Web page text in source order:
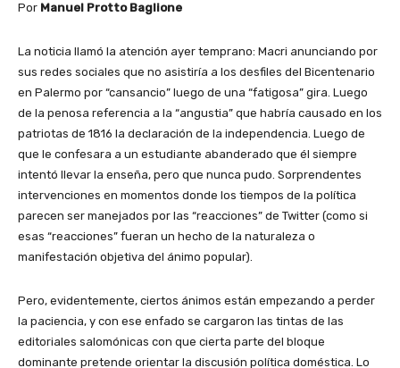
Por Manuel Protto Baglione
La noticia llamó la atención ayer temprano: Macri anunciando por
sus redes sociales que no asistiría a los desfiles del Bicentenario
en Palermo por “cansancio” luego de una “fatigosa” gira. Luego
de la penosa referencia a la “angustia” que habría causado en los
patriotas de 1816 la declaración de la independencia. Luego de
que le confesara a un estudiante abanderado que él siempre
intentó llevar la enseña, pero que nunca pudo. Sorprendentes
intervenciones en momentos donde los tiempos de la política
parecen ser manejados por las “reacciones” de Twitter (como si
esas “reacciones” fueran un hecho de la naturaleza o
manifestación objetiva del ánimo popular).
Pero, evidentemente, ciertos ánimos están empezando a perder
la paciencia, y con ese enfado se cargaron las tintas de las
editoriales salomónicas con que cierta parte del bloque
dominante pretende orientar la discusión política doméstica. Lo